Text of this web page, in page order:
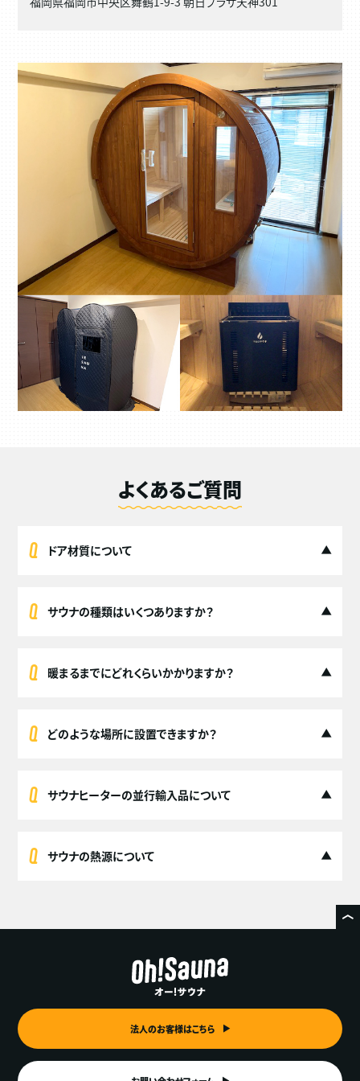
よくあるご質問
ドア材質について
サウナの種類はいくつありますか？
暖まるまでにどれくらいかかりますか？
どのような場所に設置できますか？
サウナヒーターの並行輸入品について
サウナの熱源について
法人のお客様はこちら